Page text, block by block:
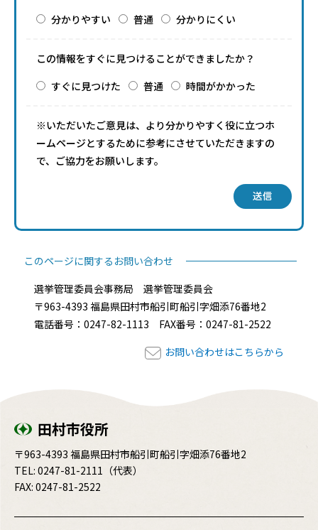
分かりやすい
普通 分かりにくい
この情報をすぐに見つけることができましたか？
すぐに見つけた
普通 時間がかかった
※いただいたご意見は、より分かりやすく役に立つホ
ームページとするために参考にさせていただきますの
で、ご協力をお願いします。
送信
このページに関するお問い合わせ
選挙管理委員会事務局 選挙管理委員会
〒963-4393 福島県田村市船引町船引字畑添76番地2
電話番号：0247-82-1113 FAX番号：0247-81-2522
お問い合わせはこちらから
田村市役所
〒963-4393 福島県田村市船引町船引字畑添76番地2
TEL: 0247-81-2111 （代表）
FAX: 0247-81-2522